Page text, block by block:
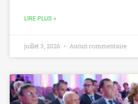
LIRE PLUS »
juillet 3, 2026 Aucun commentaire